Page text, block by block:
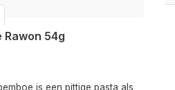
Rawon 54g
is een pittige pasta als